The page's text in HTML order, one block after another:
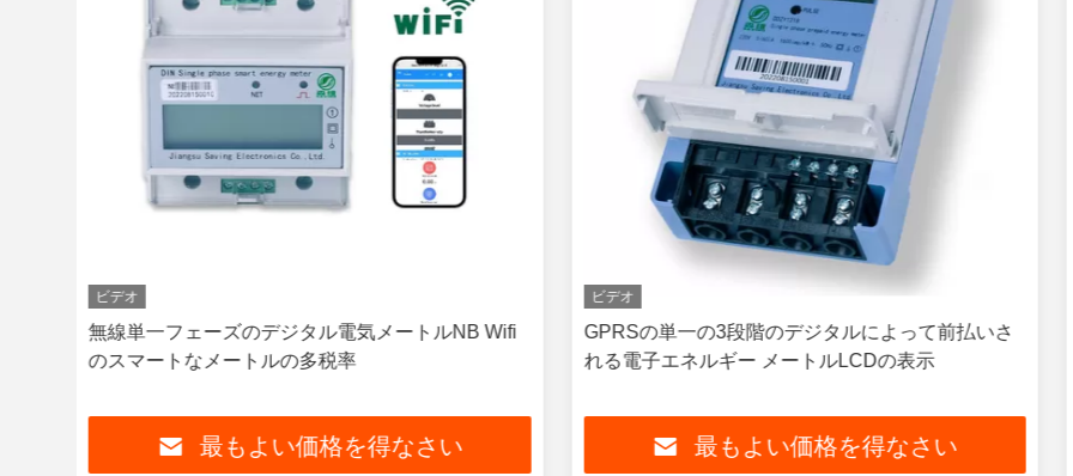
ビデオ
無線単一フェーズのデジタル電気メートルNB Wifi
のスマートなメートルの多税率
最もよい価格を得なさい
ビデオ
GPRSの単一の3段階のデジタルによって前払いさ
れる電子エネルギー メートルLCDの表示
最もよい価格を得なさい